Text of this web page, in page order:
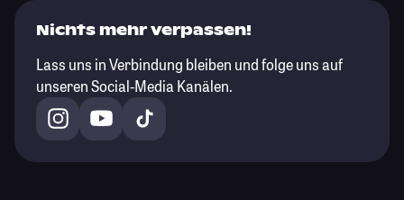
Nichts mehr verpassen!
Lass uns in Verbindung bleiben und folge uns auf
unseren Social-Media Kanälen.